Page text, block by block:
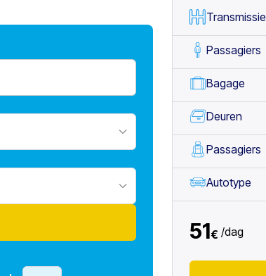
Transmissie
Passagiers
Bagage
Deuren
Passagiers
Autotype
51€ /dag